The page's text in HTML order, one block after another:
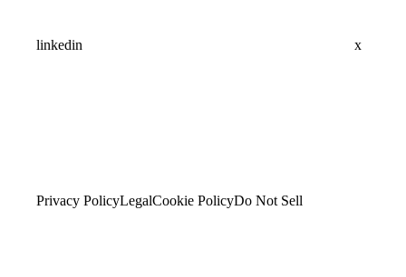
linkedin x
Privacy PolicyLegalCookie PolicyDo Not Sell